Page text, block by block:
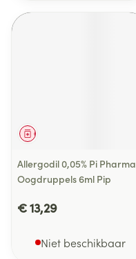
Geneesmiddel
Allergodil 0,05% Pi Pharma
Oogdruppels 6ml Pip
€ 13,29
Niet beschikbaar